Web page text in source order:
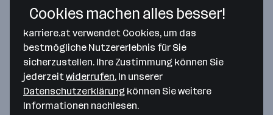
Iris Brookhouse
Geschäftsführung
+43223652753
Jetzt kontaktieren
Cookies machen alles besser!
karriere.at verwendet Cookies, um das
bestmögliche Nutzererlebnis für Sie
sicherzustellen. Ihre Zustimmung können Sie
jederzeit widerrufen. In unserer
Datenschutzerklärung können Sie weitere
Informationen nachlesen.